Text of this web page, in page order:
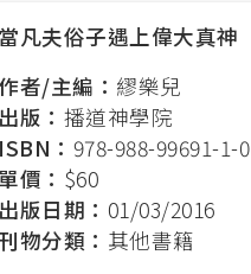
當凡夫俗子遇上偉大真神
者/主編： 繆樂兒
出版： 播道神學院
ISBN： 978-988-99691-1-0
單價： $60
出版日期： 01/03/2016
物分類： 其他書籍